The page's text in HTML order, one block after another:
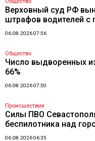
Верховный суд РФ
штрафов водителей с
06.08.2026 07:56
Общество
Число выдворенных
66%
06.08.2026 07:50
Происшествия
Силы ПВО
беспилотника над
06.08.2026 06:35